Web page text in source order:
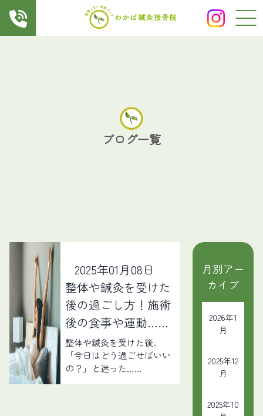
ブログ一覧
2025年01月08日
整体や鍼灸を受けた
後の過ごし方！施術
後の食事や運動……
整体や鍼灸を受けた後、
「今日はどう過ごせばいい
の？」と迷った……
月別アー
カイブ
2026年1
月
2025年12
月
2025年10